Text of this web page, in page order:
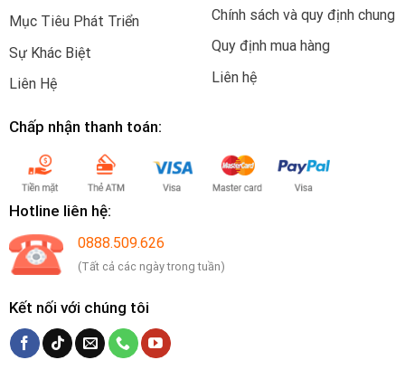
Mục Tiêu Phát Triển
Sự Khác Biệt
Liên Hệ
Chính sách và quy định chung
Quy định mua hàng
Liên hệ
Chấp nhận thanh toán:
Hotline liên hệ:
0888.509.626
(Tất cả các ngày trong tuần)
Kết nối với chúng tôi